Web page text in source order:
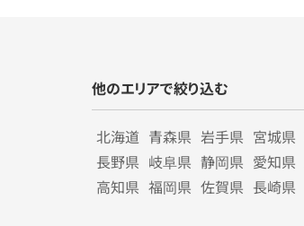
他のエリアで絞り込む
北海道 青森県 岩手県 宮城県
長野県 岐阜県 静岡県 愛知県
高知県 福岡県 佐賀県 長崎県